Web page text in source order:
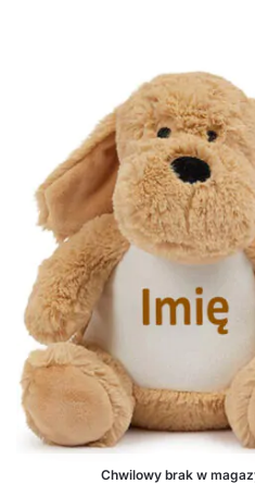
Chwilowy brak w